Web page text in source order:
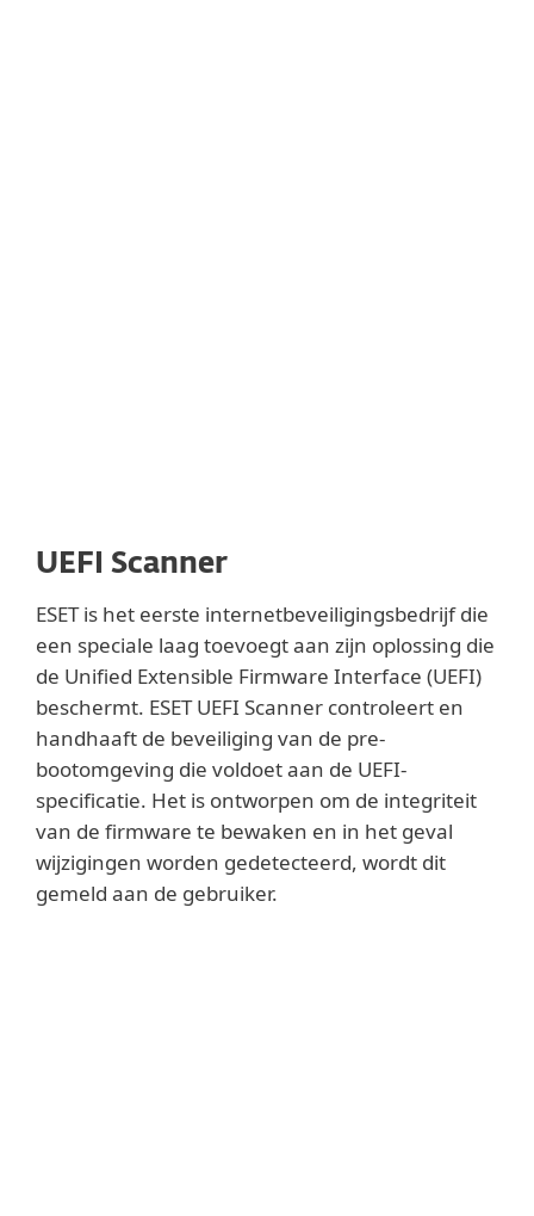
UEFI Scanner
ESET is het eerste internetbeveiligingsbedrijf die
een speciale laag toevoegt aan zijn oplossing die
de Unified Extensible Firmware Interface (UEFI)
beschermt. ESET UEFI Scanner controleert en
handhaaft de beveiliging van de pre-
bootomgeving die voldoet aan de UEFI-
specificatie. Het is ontworpen om de integriteit
van de firmware te bewaken en in het geval
wijzigingen worden gedetecteerd, wordt dit
gemeld aan de gebruiker.